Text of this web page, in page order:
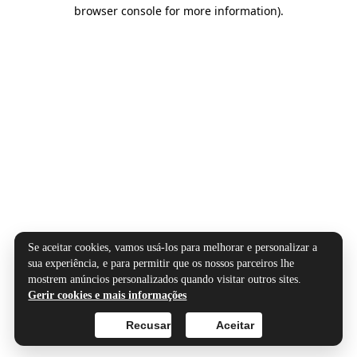
browser console for more information).
Se aceitar cookies, vamos usá-los para melhorar e personalizar a
sua experiência, e para permitir que os nossos parceiros lhe
mostrem anúncios personalizados quando visitar outros sites.
Gerir cookies e mais informações
Aceitar
Recusar